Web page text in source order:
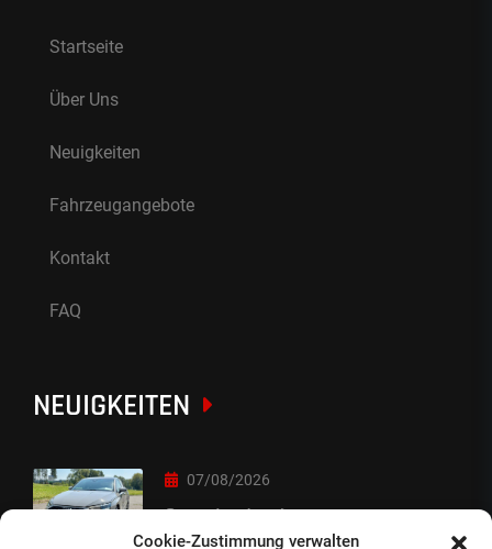
Cookie-Zustimmung verwalten
Startseite
Über Uns
Neuigkeiten
Fahrzeugangebote
Kontakt
FAQ
NEUIGKEITEN
07/08/2026
Sorry Leute :-)